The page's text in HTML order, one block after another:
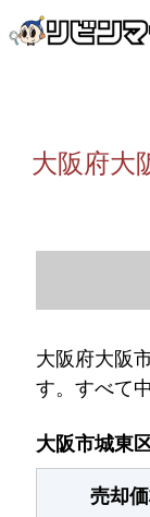
大阪府大
大阪府大阪
す。すべて
大阪市城東
売却